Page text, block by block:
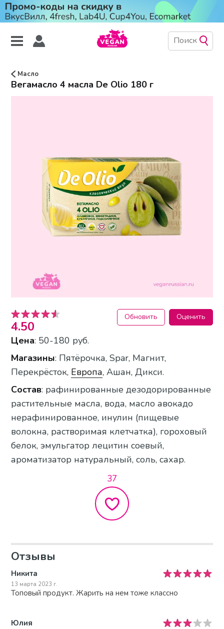
Масло
Вегамасло 4 масла De Olio 180 г
4.50
Обновить Оценить
Цена: 50-180 руб.
Магазины: Пятёрочка, Spar, Магнит,
Перекрёсток, Европа, Ашан, Дикси.
Состав: рафинированные дезодорированные
растительные масла, вода, масло авокадо
нерафинированное, инулин (пищевые
волокна, растворимая клетчатка), гороховый
белок, эмульгатор лецитин соевый,
ароматизатор натуральный, соль, сахар.
37
Отзывы
Никита
13 марта 2023 г.
Топовый продукт. Жарить на нем тоже классно
Юлия